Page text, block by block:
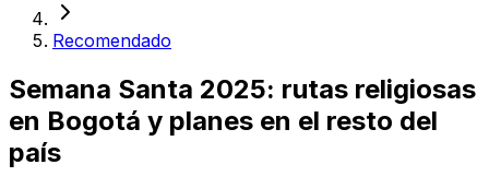
Recomendado
Semana Santa 2025: rutas religiosas
en Bogotá y planes en el resto del
país